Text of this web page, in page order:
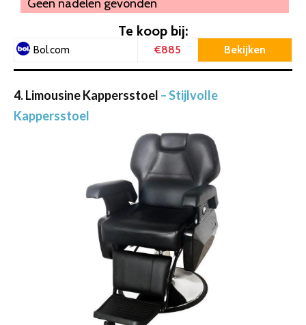
Geen nadelen gevonden
Te koop bij:
Bol.com €885 Bekijken
4. Limousine Kappersstoel – Stijlvolle
Kappersstoel